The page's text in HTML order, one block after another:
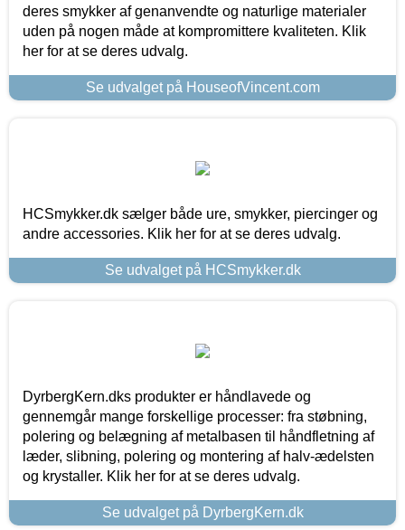
deres smykker af genanvendte og naturlige materialer
uden på nogen måde at kompromittere kvaliteten. Klik
her for at se deres udvalg.
Se udvalget på HouseofVincent.com
HCSmykker.dk sælger både ure, smykker, piercinger og
andre accessories. Klik her for at se deres udvalg.
Se udvalget på HCSmykker.dk
DyrbergKern.dks produkter er håndlavede og
gennemgår mange forskellige processer: fra støbning,
polering og belægning af metalbasen til håndfletning af
læder, slibning, polering og montering af halv-ædelsten
og krystaller. Klik her for at se deres udvalg.
Se udvalget på DyrbergKern.dk